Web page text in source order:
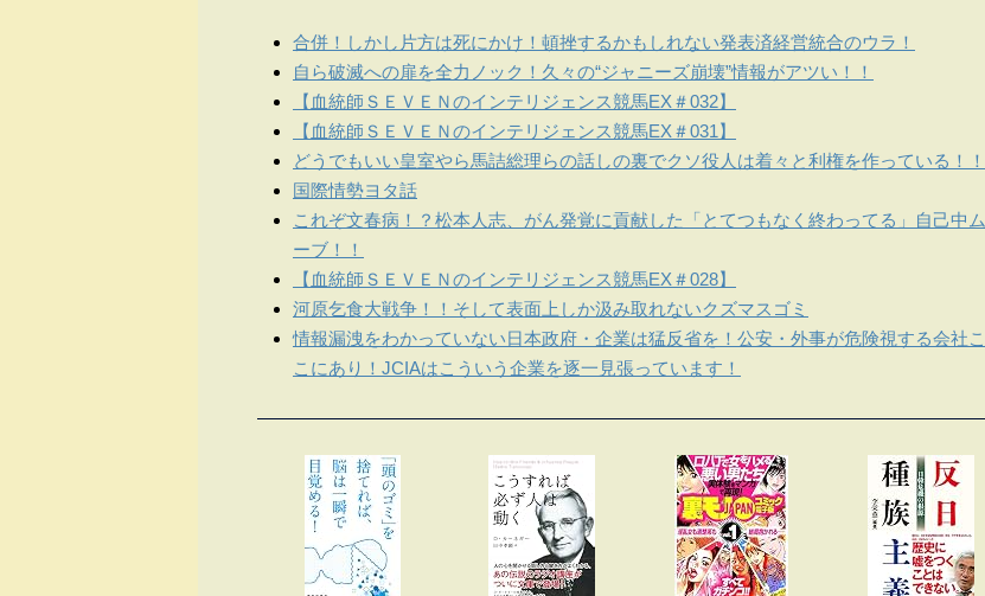
合併！しかし片方は死にかけ！頓挫するかもしれない発表済経営統合のウラ！
自ら破滅への扉を全力ノック！久々の“ジャニーズ崩壊”情報がアツい！！
【血統師ＳＥＶＥＮのインテリジェンス競馬EX＃032】
【血統師ＳＥＶＥＮのインテリジェンス競馬EX＃031】
どうでもいい皇室やら馬詰総理らの話しの裏でクソ役人は着々と利権を作っている！！
国際情勢ヨタ話
これぞ文春病！？松本人志、がん発覚に貢献した「とてつもなく終わってる」自己中ム
ーブ！！
【血統師ＳＥＶＥＮのインテリジェンス競馬EX＃028】
河原乞食大戦争！！そして表面上しか汲み取れないクズマスゴミ
情報漏洩をわかっていない日本政府・企業は猛反省を！公安・外事が危険視する会社こ
こにあり！JCIAはこういう企業を逐一見張っています！